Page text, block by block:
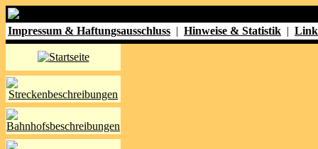
Impressum & Haftungsausschluss | Hinweise & Statistik |